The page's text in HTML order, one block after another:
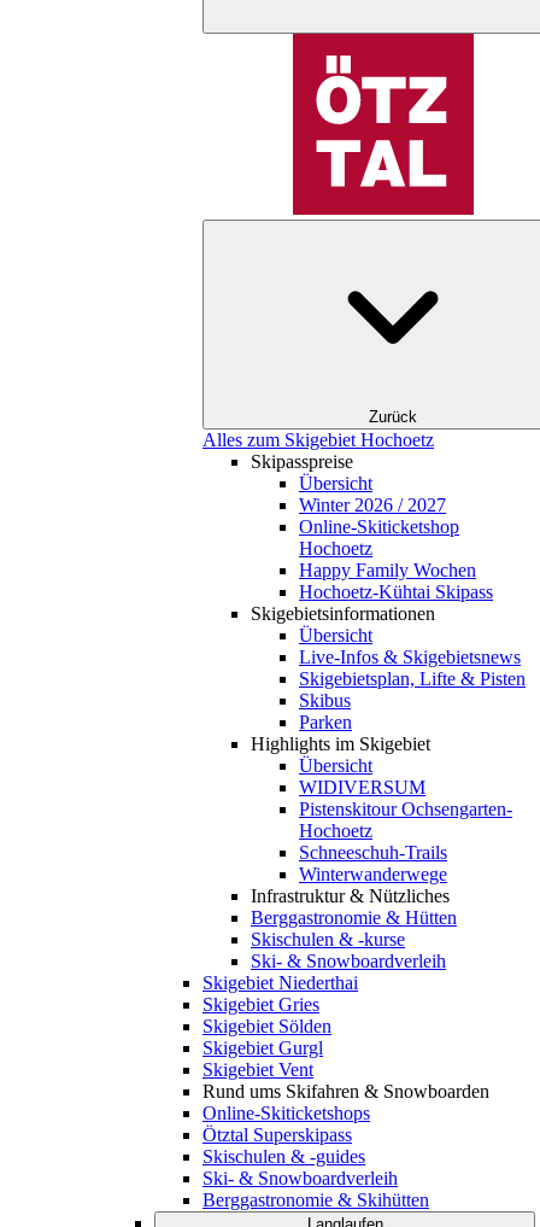
Zurück
Alles zum Skigebiet Hochoetz
Skipasspreise
Übersicht
Winter 2026 / 2027
Online-Skiticketshop
Hochoetz
Happy Family Wochen
Hochoetz-Kühtai Skipass
Skigebietsinformationen
Übersicht
Live-Infos & Skigebietsnews
Skigebietsplan, Lifte & Pisten
Skibus
Parken
Highlights im Skigebiet
Übersicht
WIDIVERSUM
Pistenskitour Ochsengarten-
Hochoetz
Schneeschuh-Trails
Winterwanderwege
Infrastruktur & Nützliches
Berggastronomie & Hütten
Skischulen & -kurse
Ski- & Snowboardverleih
Skigebiet Niederthai
Skigebiet Gries
Skigebiet Sölden
Skigebiet Gurgl
Skigebiet Vent
Rund ums Skifahren & Snowboarden
Online-Skiticketshops
Ötztal Superskipass
Skischulen & -guides
Ski- & Snowboardverleih
Berggastronomie & Skihütten